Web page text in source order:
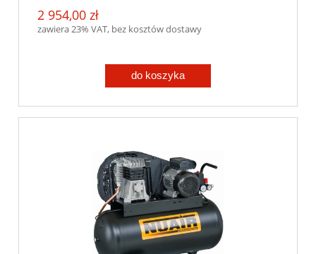
2 954,00 zł
zawiera 23% VAT, bez kosztów dostawy
do koszyka